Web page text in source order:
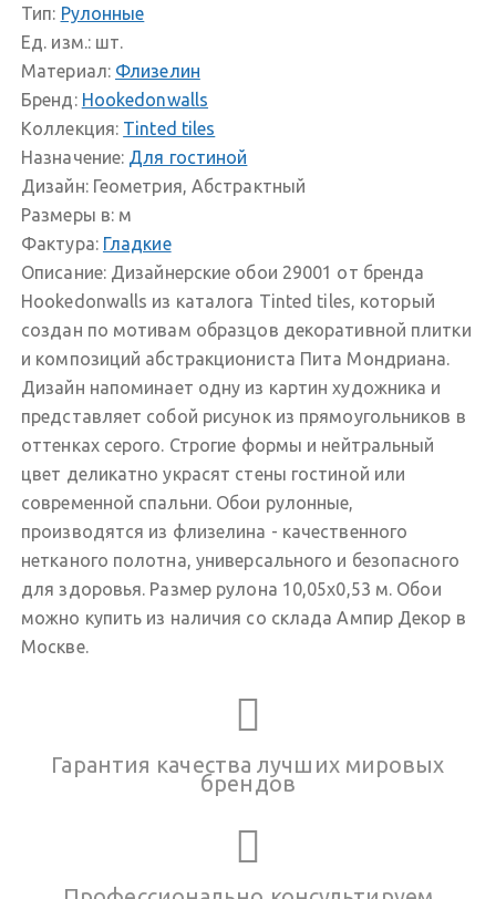
Тип: Рулонные
Ед. изм.:шт.
Материал: Флизелин
Бренд: Hookedonwalls
Коллекция: Tinted tiles
Назначение: Для гостиной
Дизайн:Геометрия, Абстрактный
Размеры в: м
Фактура: Гладкие
Описание:Дизайнерские обои 29001 от бренда
Hookedonwalls из каталога Tinted tiles, который
создан по мотивам образцов декоративной плитки
и композиций абстракциониста Пита Мондриана.
Дизайн напоминает одну из картин художника и
представляет собой рисунок из прямоугольников в
оттенках серого. Строгие формы и нейтральный
цвет деликатно украсят стены гостиной или
современной спальни. Обои рулонные,
производятся из флизелина - качественного
нетканого полотна, универсального и безопасного
для здоровья. Размер рулона 10,05х0,53 м. Обои
можно купить из наличия со склада Ампир Декор в
Москве.
Гарантия качества лучших мировых
брендов